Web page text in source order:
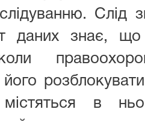
Слід
даних знає, що
його
в